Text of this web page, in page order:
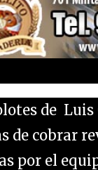
de
de cobrar
por el